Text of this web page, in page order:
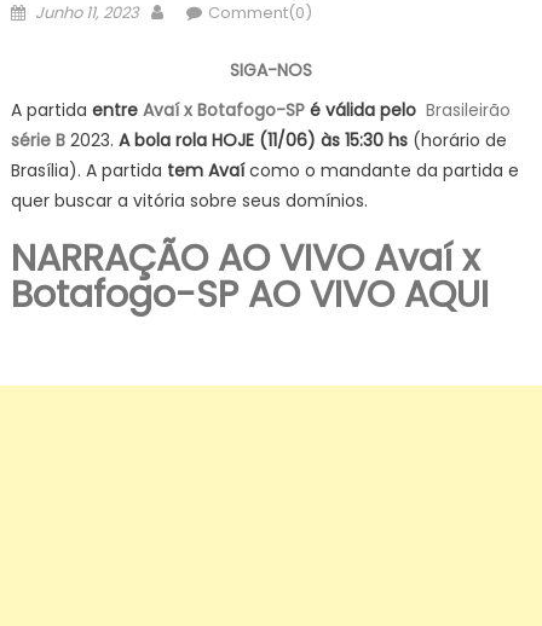
Posted
Junho 11, 2023 AuthorComment(0)
SIGA-NOS
A partida entre Avaí x Botafogo-SP é válida pelo Brasileirão
série B2023. A bola rola HOJE (11/06) às 15:30 hs (horário de
Brasília). A partida tem Avaícomo o mandante da partida e
quer buscar a vitória sobre seus domínios.
NARRAÇÃO AO VIVO Avaí x
Botafogo-SP AO VIVO AQUI